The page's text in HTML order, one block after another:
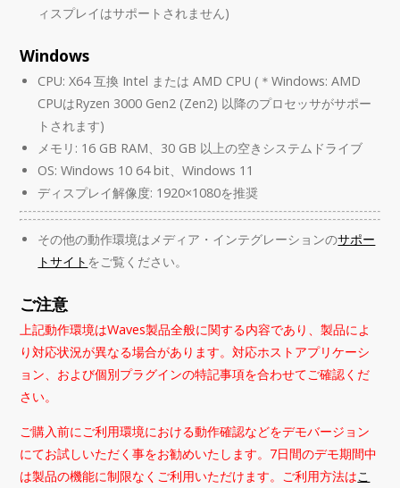
ィスプレイはサポートされません)
Windows
CPU: X64 互換 Intel または AMD CPU (＊Windows: AMD
CPUはRyzen 3000 Gen2 (Zen2) 以降のプロセッサがサポー
トされます)
メモリ: 16 GB RAM、30 GB 以上の空きシステムドライブ
OS: Windows 10 64 bit、Windows 11
ディスプレイ解像度: 1920×1080を推奨
その他の動作環境はメディア・インテグレーションのサポー
トサイト をご覧ください。
ご注意
上記動作環境はWaves製品全般に関する内容であり、製品によ
り対応状況が異なる場合があります。対応ホストアプリケーシ
ョン、および個別プラグインの特記事項を合わせてご確認くだ
さい。
ご購入前にご利用環境における動作確認などをデモバージョン
にてお試しいただく事をお勧めいたします。7日間のデモ期間中
は製品の機能に制限なくご利用いただけます。ご利用方法はこ